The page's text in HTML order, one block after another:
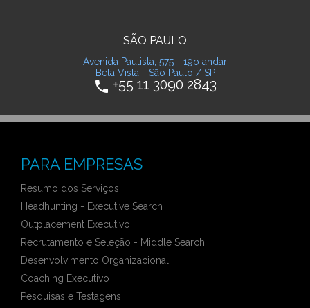
SÃO PAULO
Avenida Paulista, 575 - 19o andar
Bela Vista - São Paulo / SP
phone +55 11 3090 2843
PARA EMPRESAS
Resumo dos Serviços
Headhunting - Executive Search
Outplacement Executivo
Recrutamento e Seleção - Middle Search
Desenvolvimento Organizacional
Coaching Executivo
Pesquisas e Testagens